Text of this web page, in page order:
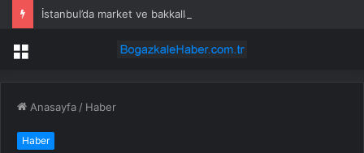
Menü
Anasayfa / Haber
Haber